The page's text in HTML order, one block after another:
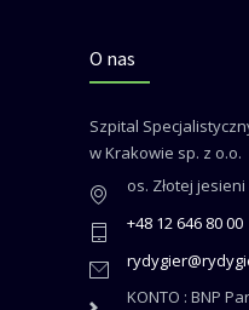
O nas
Szpital
w Krakowie sp. z o.o.
os. Złotej
+48 12 646 80 00
KONTO : BNP